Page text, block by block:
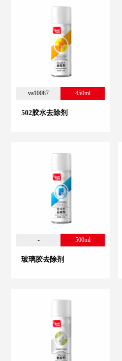
va10087 450ml
502胶水去除剂
- 500ml
玻璃胶去除剂